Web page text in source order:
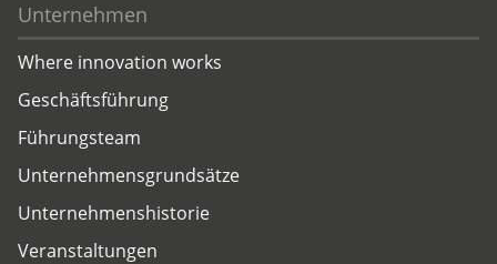
Unternehmen
Where innovation works
Geschäftsführung
Führungsteam
Unternehmensgrundsätze
Unternehmenshistorie
Veranstaltungen